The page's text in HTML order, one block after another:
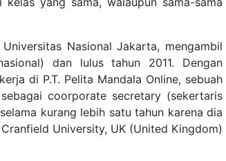
Nasional Jakarta, mengambil
dan lulus tahun 2011. Dengan
di P.T. Pelita Mandala Online, sebuah
coorporate secretary (sekertaris
kurang lebih satu tahun karena dia
University, UK (United Kingdom)